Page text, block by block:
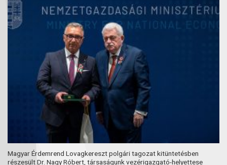
Magyar Érdemrend Lovagkereszt polgári tagozat kitüntetésben
részesült Dr. Nagy Róbert, társaságunk vezérigazgató-helyettese